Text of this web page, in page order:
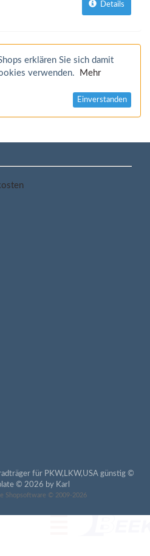
Details
erklären Sie sich damit
verwenden.
Mehr
Einverstanden
für PKW,LKW,USA günstig ©
© 2026 by Karl
Shopsoftware © 2009-2026